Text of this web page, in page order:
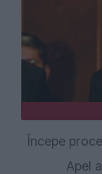
Începe
Apel